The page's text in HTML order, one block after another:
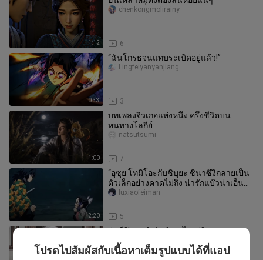
1:12 6
chenkongmolirainy
0:33
“ฉันโกรธจนแทบระเบิดอยู่แล้ว!”
3
Lingfeiyanyanjiang
1:00
บทเพลงจิ่วเกอแห่งหนึ่ง ครึ่งชีวิตบน
หนทางโลกีย์
7
natsutsumi
2:20
“อุซุย โทมิโอะกับชิบุยะ ชินาซึงิกลายเป็น
ตัวเล็กอย่างคาดไม่ถึง น่ารักแบ๊วน่าเอ็นดู
สุดๆ—”
5
luxiaofeiman
รุ่นพี่?! คุณกำลังทำอะไรอยู่?
โปรดไปสัมผัสกับเนื้อหาเต็มรูปแบบได้ที่แอป